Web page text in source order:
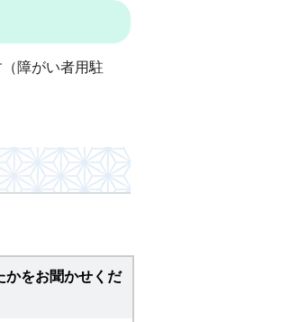
障がい者用駐
かをお聞かせくだ